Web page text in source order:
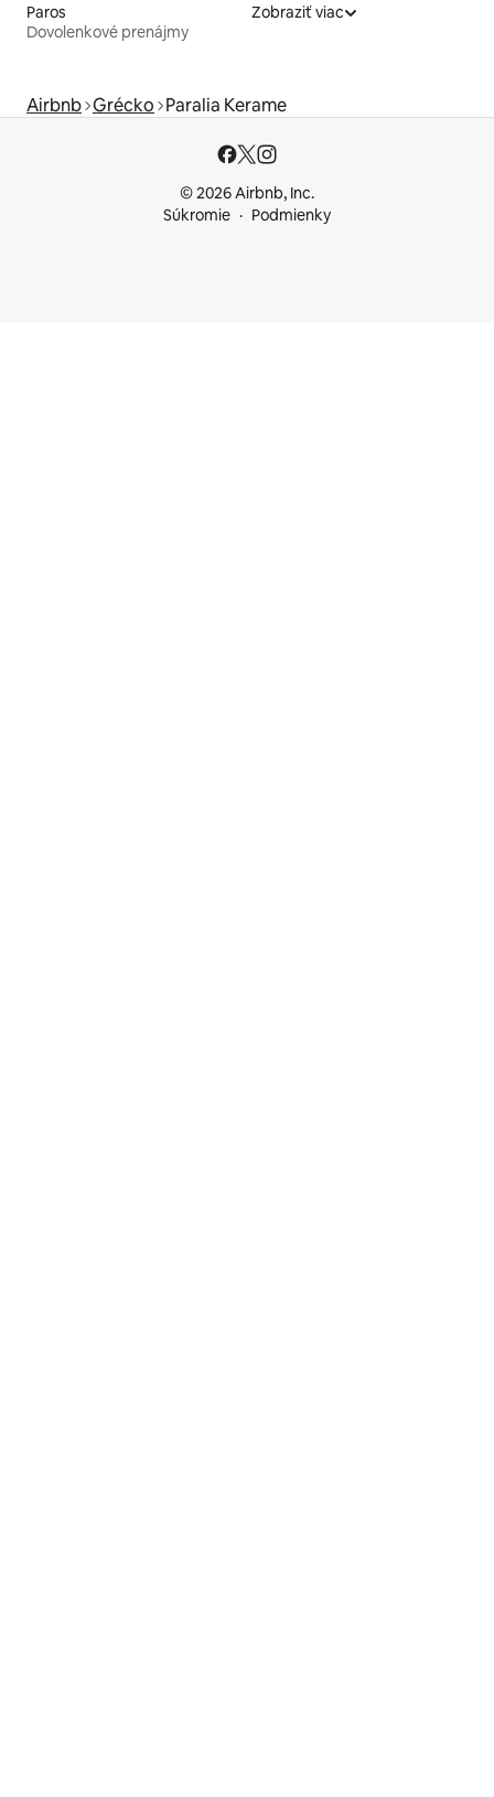
Paros
Dovolenkové prenájmy
Zobraziť viac
Airbnb Grécko Paralia Kerame
© 2026 Airbnb, Inc.
Súkromie
Podmienky